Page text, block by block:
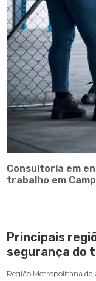
Consultoria em
trabalho em
Principais
segurança do
Região Metropolitana de